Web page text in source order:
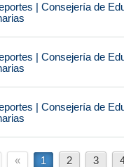
| Consejería de
| Consejería de
| Consejería de
« 1 2 3